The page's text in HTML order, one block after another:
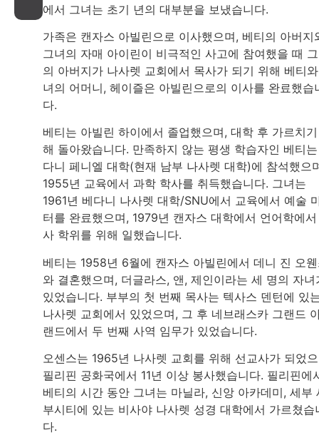
에서 그녀는 초기 년의 대부분을 보냈습니다.
가족은 캔자스 아빌린으로 이사했으며, 베티의 아버지
그녀의 자매 아이린이 비극적인 사고에 참여했을 때
의 아버지가 나사렛 교회에서 목사가 되기 위해 베티
녀의 어머니, 헤이즐은 아빌린으로의 이사를 완료했습
다.
베티는 아빌린 하이에서 졸업했으며, 대학 후 가르치
해 돌아왔습니다. 만족하지 않는 평생 학습자인 베티
다니 페니엘 대학(현재 남부 나사렛 대학)에 참석했으
1955년 교육에서 과학 학사를 취득했습니다. 그녀는
1961년 베다니 나사렛 대학/SNU에서 교육에서 예술
터를 완료했으며, 1979년 캔자스 대학에서 언어학에
사 학위를 위해 일했습니다.
베티는 1958년 6월에 캔자스 아빌린에서 데니 진 오
와 결혼했으며, 더글라스, 앤, 제인이라는 세 명의 자녀
있었습니다. 부부의 첫 번째 목사는 텍사스 덴턴에 있
나사렛 교회에서 있었으며, 그 후 네브래스카 그랜드
랜드에서 두 번째 사역 임무가 있었습니다.
오센스는 1965년 나사렛 교회를 위해 선교사가 되었
필리핀 공화국에서 11년 이상 봉사했습니다. 필리핀에
베티의 시간 동안 그녀는 마닐라, 신앙 아카데미, 세부
부시티에 있는 비사야 나사렛 성경 대학에서 가르쳤습
다.